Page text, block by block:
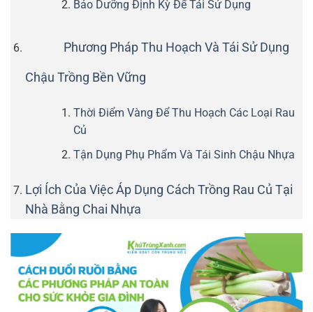
Bảo Dưỡng Định Kỳ Để Tái Sử Dụng
Phương Pháp Thu Hoạch Và Tái Sử Dụng
Chậu Trồng Bền Vững
Thời Điểm Vàng Để Thu Hoạch Các Loại Rau
Củ
Tận Dụng Phụ Phẩm Và Tái Sinh Chậu Nhựa
Lợi Ích Của Việc Áp Dụng Cách Trồng Rau Củ Tại
Nhà Bằng Chai Nhựa